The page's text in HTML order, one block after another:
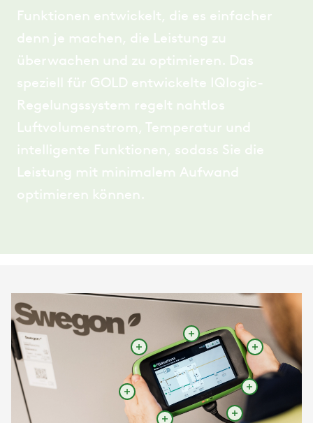
Funktionen entwickelt, die es einfacher
denn je machen, die Leistung zu
überwachen und zu optimieren. Das
speziell für GOLD entwickelte IQlogic-
Regelungssystem regelt nahtlos
Luftvolumenstrom, Temperatur und
intelligente Funktionen, sodass Sie die
Leistung mit minimalem Aufwand
optimieren können.